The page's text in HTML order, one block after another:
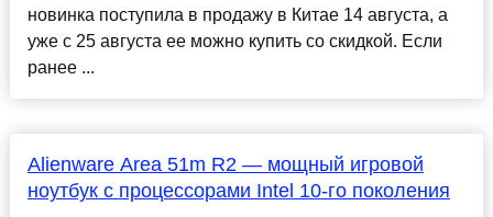
новинка поступила в продажу в Китае 14 августа, а
уже с 25 августа ее можно купить со скидкой. Если
ранее ...
Alienware Area 51m R2 — мощный игровой
ноутбук с процессорами Intel 10-го поколения